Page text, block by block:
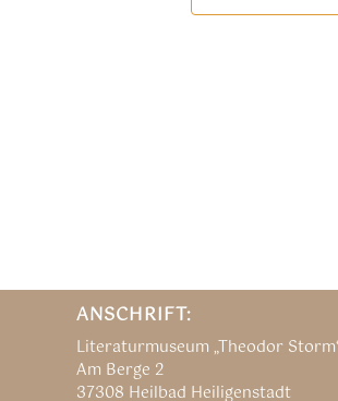
ANSCHRIFT:
Literaturmuseum „Theodor
Am Berge 2
37308 Heilbad Heiligenstadt